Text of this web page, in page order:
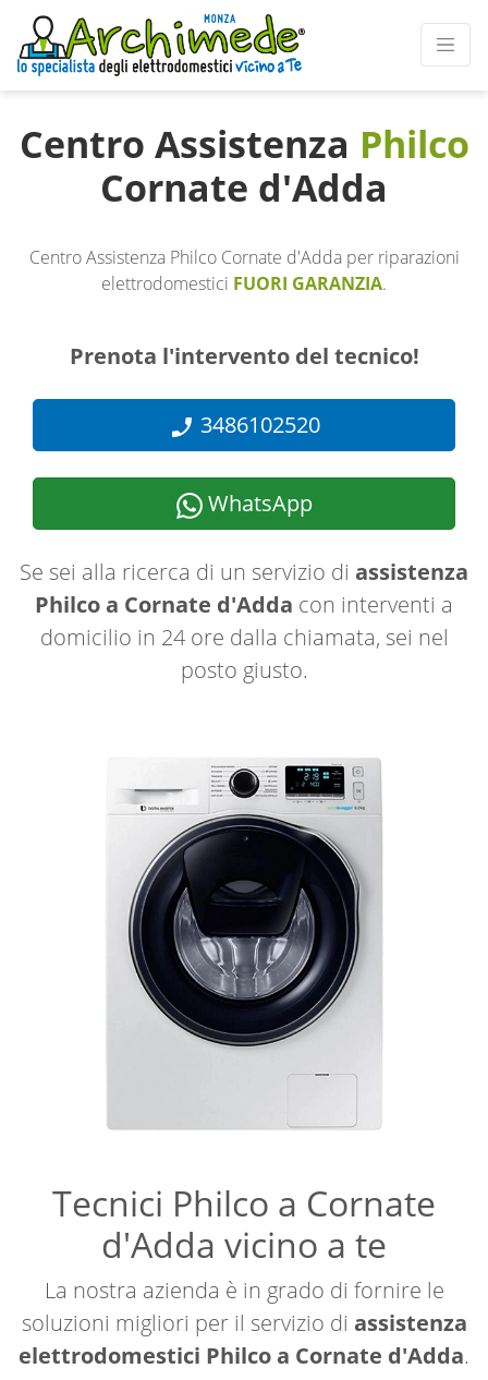
Centro Assistenza Philco
Cornate d'Adda
Centro Assistenza Philco Cornate d'Adda per riparazioni
elettrodomestici FUORI GARANZIA.
Prenota l'intervento del tecnico!
3486102520
WhatsApp
Se sei alla ricerca di un servizio di assistenza
Philco a Cornate d'Adda con interventi a
domicilio in 24 ore dalla chiamata, sei nel
posto giusto.
Tecnici Philco a Cornate
d'Adda vicino a te
La nostra azienda è in grado di fornire le
soluzioni migliori per il servizio di assistenza
elettrodomestici Philco a Cornate d'Adda.